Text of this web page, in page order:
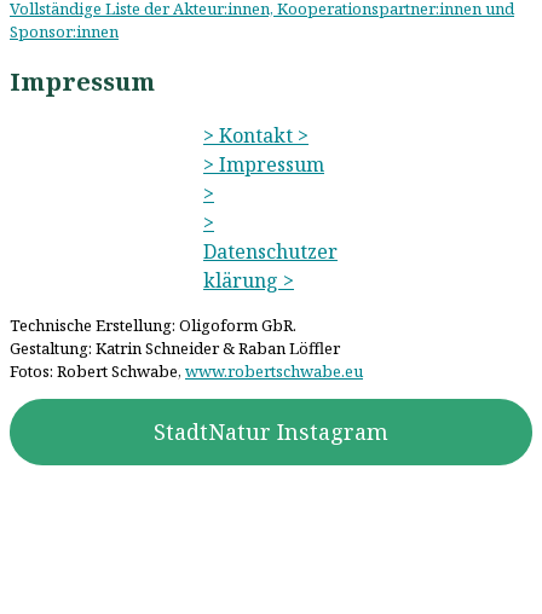
Vollständige Liste der Akteur:innen, Kooperationspartner:innen und
Sponsor:innen
Impressum
> Kontakt >
> Impressum
>
>
Datenschutzer
klärung >
Technische Erstellung: Oligoform GbR.
Gestaltung: Katrin Schneider & Raban Löffler
Fotos: Robert Schwabe, www.robertschwabe.eu
StadtNatur Instagram